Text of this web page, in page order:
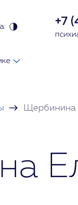
+7
Щербинина